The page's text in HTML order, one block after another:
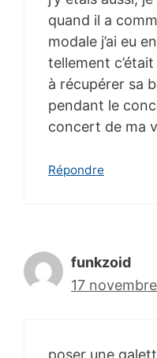
quand il a
modale j’ai eu
tellement
à récupérer sa
pendant le
concert de ma
Répondre
funkzoid
17
poser une